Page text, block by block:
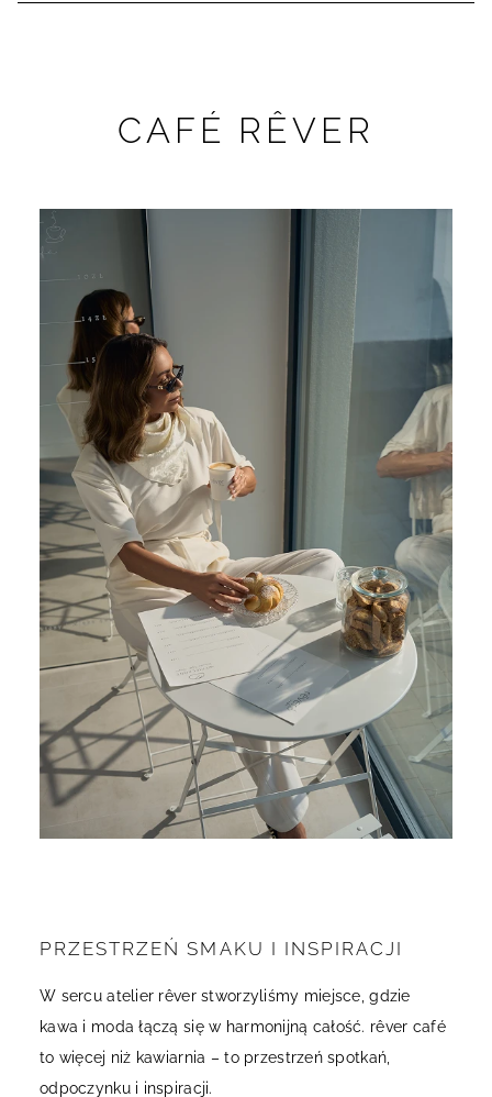
CAFÉ RÊVER
PRZESTRZEŃ SMAKU I INSPIRACJI
W sercu atelier rêver stworzyliśmy miejsce, gdzie
kawa i moda łączą się w harmonijną całość. rêver café
to więcej niż kawiarnia – to przestrzeń spotkań,
odpoczynku i inspiracji.